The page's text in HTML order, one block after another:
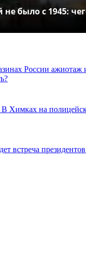
было с 1945:
России ажиотаж
Химках на
встреча